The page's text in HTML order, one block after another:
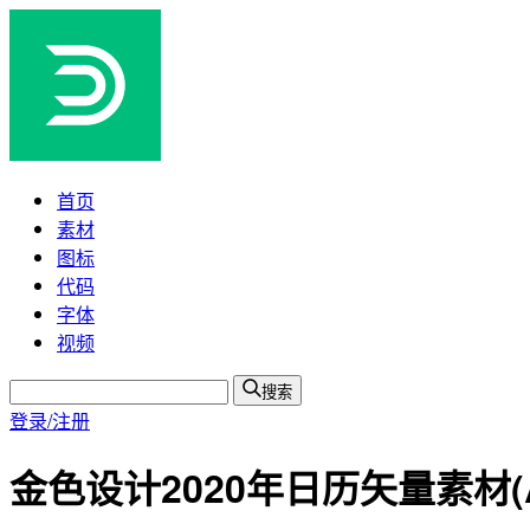
首页
素材
图标
代码
字体
视频
搜索
登录/注册
金色设计2020年日历矢量素材